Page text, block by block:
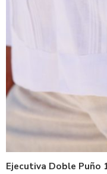
Ejecutiva Doble Puño